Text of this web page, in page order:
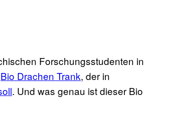
Forschungsstudenten in
Bio Drachen Trank, der in
. Und was genau ist dieser Bio